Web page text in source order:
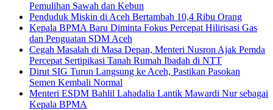
Pemulihan Sawah dan Kebun
Penduduk Miskin di Aceh Bertambah 10,4 Ribu Orang
Kepala BPMA Baru Diminta Fokus Percepat Hilirisasi Gas
dan Penguatan SDM Aceh
Cegah Masalah di Masa Depan, Menteri Nusron Ajak Pemda
Percepat Sertipikasi Tanah Rumah Ibadah di NTT
Dirut SIG Turun Langsung ke Aceh, Pastikan Pasokan
Semen Kembali Normal
Menteri ESDM Bahlil Lahadalia Lantik Mawardi Nur sebagai
Kepala BPMA